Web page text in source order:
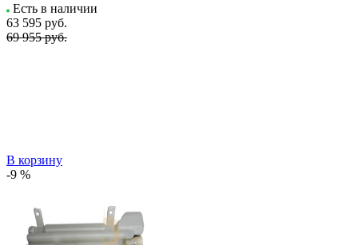
Есть в наличии
63 595 руб.
69 955 руб.
В корзину
-9 %